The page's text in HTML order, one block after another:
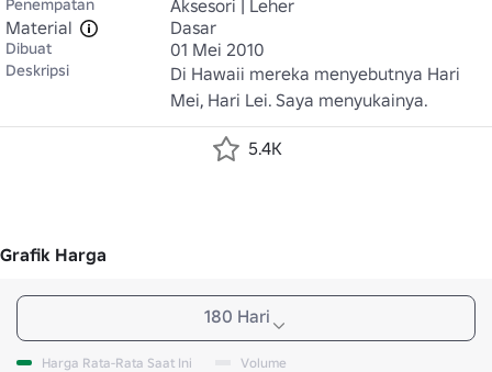
Penempatan
Aksesori | Leher
Material
Dasar
Dibuat 01 Mei 2010
Deskripsi
Di Hawaii mereka menyebutnya Hari
Mei, Hari Lei. Saya menyukainya.
5.4K
Grafik Harga
180 Hari
Harga Rata-Rata Saat Ini Volume